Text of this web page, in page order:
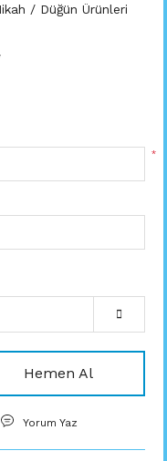
/ Düğün Ürünleri
*
Hemen Al
Yorum Yaz